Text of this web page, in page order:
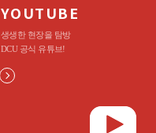
YOUTUBE
생생한 현장을 탐방
DCU 공식 유튜브!